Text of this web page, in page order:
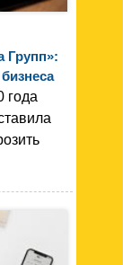
Групп»:
года